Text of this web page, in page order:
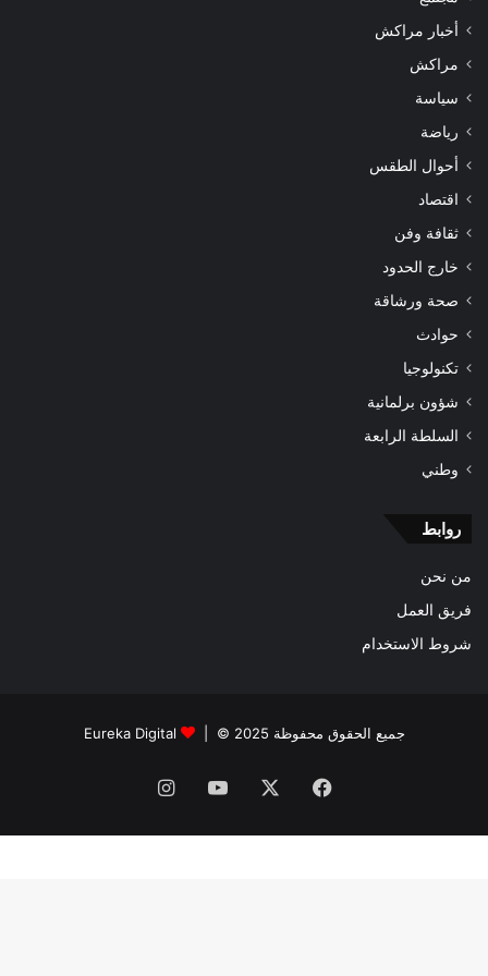
أخبار مراكش
مراكش
سياسة
رياضة
أحوال الطقس
اقتصاد
ثقافة وفن
خارج الحدود
صحة ورشاقة
حوادث
تكنولوجيا
شؤون برلمانية
السلطة الرابعة
وطني
روابط
من نحن
فريق العمل
شروط الاستخدام
جميع الحقوق محفوظة 2025 © | Eureka Digital
فيسبوك ‫YouTube